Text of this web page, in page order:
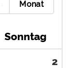
Monat
Sonntag
2